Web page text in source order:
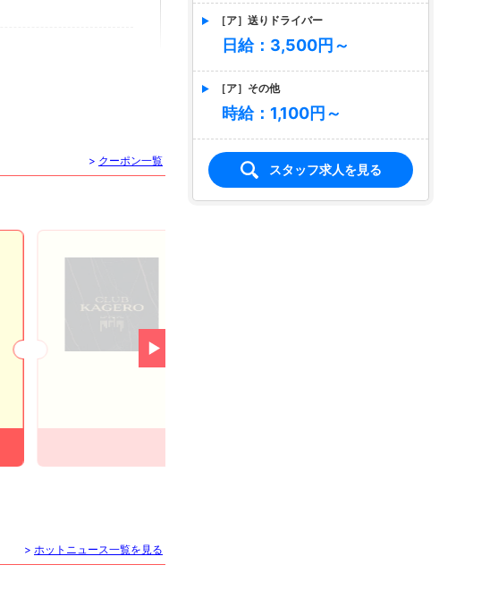
> クーポン一覧
> ホットニュース一覧を見る
［ア］送りドライバー
日給：3,500円～
［ア］その他
時給：1,100円～
スタッフ求人を見る